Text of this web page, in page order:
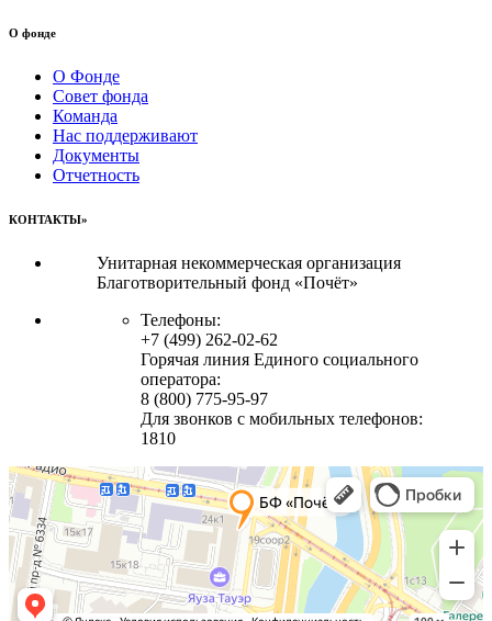
О фонде
О Фонде
Совет фонда
Команда
Нас поддерживают
Документы
Отчетность
КОНТАКТЫ»
Унитарная некоммерческая организация
Благотворительный фонд «Почёт»
Телефоны:
+7 (499) 262-02-62
Горячая линия Единого социального
оператора:
8 (800) 775-95-97
Для звонков с мобильных телефонов:
1810